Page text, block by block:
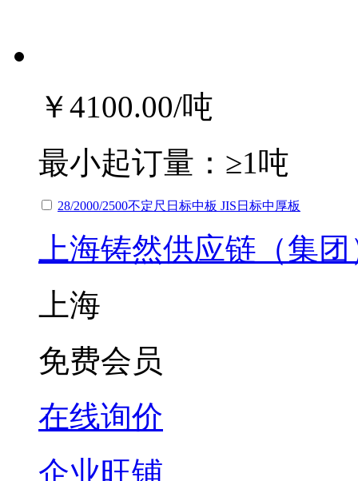
￥4100.00/吨
最小起订量： ≥1吨
28/2000/2500不定尺日标中板 JIS日标中厚板
上海铸然供应链（集
上海
免费会员
在线询价
企业旺铺